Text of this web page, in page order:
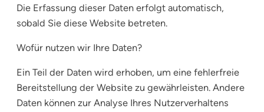
Die Erfassung dieser Daten erfolgt automatisch,
sobald Sie diese Website betreten.
Wofür nutzen wir Ihre Daten?
Ein Teil der Daten wird erhoben, um eine fehlerfreie
Bereitstellung der Website zu gewährleisten. Andere
Daten können zur Analyse Ihres Nutzerverhaltens